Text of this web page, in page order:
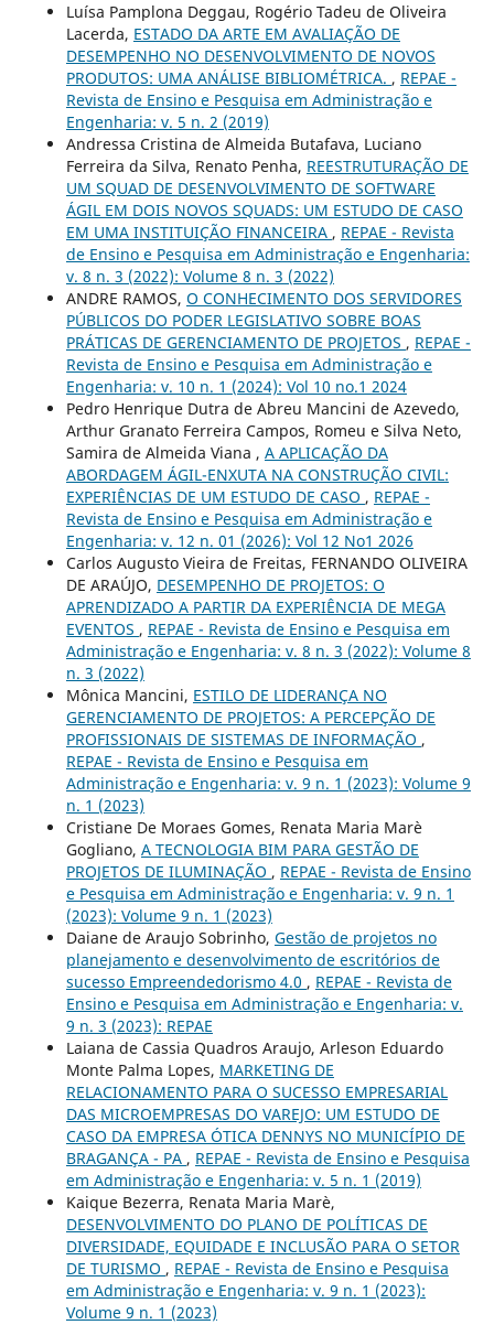
Luísa Pamplona Deggau, Rogério Tadeu de Oliveira
Lacerda, ESTADO DA ARTE EM AVALIAÇÃO DE
DESEMPENHO NO DESENVOLVIMENTO DE NOVOS
PRODUTOS: UMA ANÁLISE BIBLIOMÉTRICA. , REPAE -
Revista de Ensino e Pesquisa em Administração e
Engenharia: v. 5 n. 2 (2019)
Andressa Cristina de Almeida Butafava, Luciano
Ferreira da Silva, Renato Penha, REESTRUTURAÇÃO DE
UM SQUAD DE DESENVOLVIMENTO DE SOFTWARE
ÁGIL EM DOIS NOVOS SQUADS: UM ESTUDO DE CASO
EM UMA INSTITUIÇÃO FINANCEIRA , REPAE - Revista
de Ensino e Pesquisa em Administração e Engenharia:
v. 8 n. 3 (2022): Volume 8 n. 3 (2022)
ANDRE RAMOS, O CONHECIMENTO DOS SERVIDORES
PÚBLICOS DO PODER LEGISLATIVO SOBRE BOAS
PRÁTICAS DE GERENCIAMENTO DE PROJETOS , REPAE -
Revista de Ensino e Pesquisa em Administração e
Engenharia: v. 10 n. 1 (2024): Vol 10 no.1 2024
Pedro Henrique Dutra de Abreu Mancini de Azevedo,
Arthur Granato Ferreira Campos, Romeu e Silva Neto,
Samira de Almeida Viana , A APLICAÇÃO DA
ABORDAGEM ÁGIL-ENXUTA NA CONSTRUÇÃO CIVIL:
EXPERIÊNCIAS DE UM ESTUDO DE CASO , REPAE -
Revista de Ensino e Pesquisa em Administração e
Engenharia: v. 12 n. 01 (2026): Vol 12 No1 2026
Carlos Augusto Vieira de Freitas, FERNANDO OLIVEIRA
DE ARAÚJO, DESEMPENHO DE PROJETOS: O
APRENDIZADO A PARTIR DA EXPERIÊNCIA DE MEGA
EVENTOS , REPAE - Revista de Ensino e Pesquisa em
Administração e Engenharia: v. 8 n. 3 (2022): Volume 8
n. 3 (2022)
Mônica Mancini, ESTILO DE LIDERANÇA NO
GERENCIAMENTO DE PROJETOS: A PERCEPÇÃO DE
PROFISSIONAIS DE SISTEMAS DE INFORMAÇÃO ,
REPAE - Revista de Ensino e Pesquisa em
Administração e Engenharia: v. 9 n. 1 (2023): Volume 9
n. 1 (2023)
Cristiane De Moraes Gomes, Renata Maria Marè
Gogliano, A TECNOLOGIA BIM PARA GESTÃO DE
PROJETOS DE ILUMINAÇÃO , REPAE - Revista de Ensino
e Pesquisa em Administração e Engenharia: v. 9 n. 1
(2023): Volume 9 n. 1 (2023)
Daiane de Araujo Sobrinho, Gestão de projetos no
planejamento e desenvolvimento de escritórios de
sucesso Empreendedorismo 4.0 , REPAE - Revista de
Ensino e Pesquisa em Administração e Engenharia: v.
9 n. 3 (2023): REPAE
Laiana de Cassia Quadros Araujo, Arleson Eduardo
Monte Palma Lopes, MARKETING DE
RELACIONAMENTO PARA O SUCESSO EMPRESARIAL
DAS MICROEMPRESAS DO VAREJO: UM ESTUDO DE
CASO DA EMPRESA ÓTICA DENNYS NO MUNICÍPIO DE
BRAGANÇA - PA , REPAE - Revista de Ensino e Pesquisa
em Administração e Engenharia: v. 5 n. 1 (2019)
Kaique Bezerra, Renata Maria Marè,
DESENVOLVIMENTO DO PLANO DE POLÍTICAS DE
DIVERSIDADE, EQUIDADE E INCLUSÃO PARA O SETOR
DE TURISMO , REPAE - Revista de Ensino e Pesquisa
em Administração e Engenharia: v. 9 n. 1 (2023):
Volume 9 n. 1 (2023)